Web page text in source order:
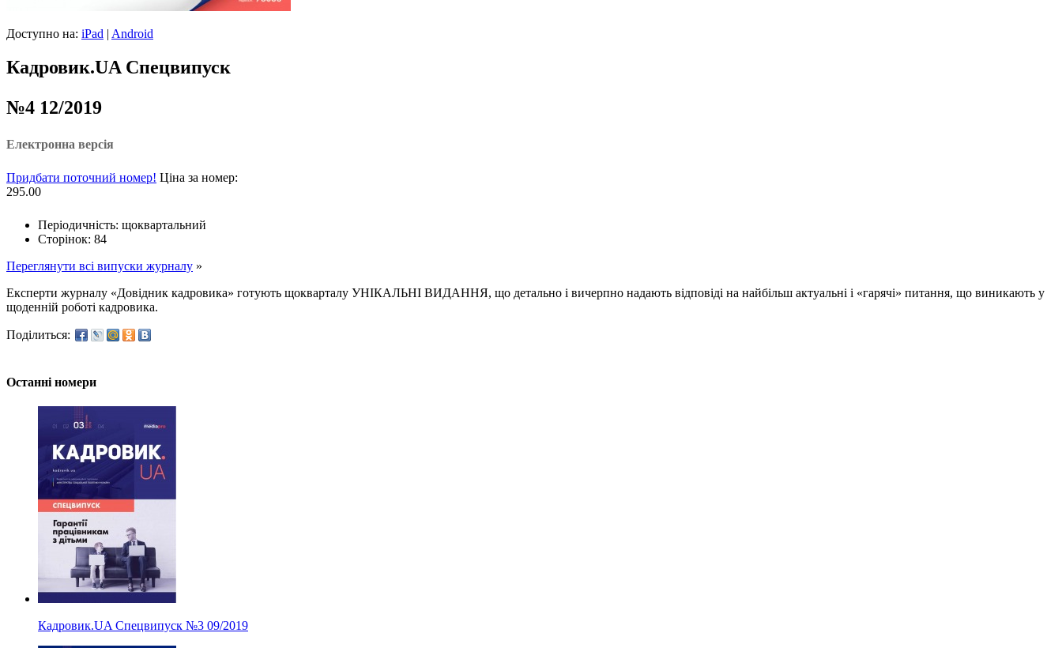
Доступно на: iPad | Android
Кадровик.UA Спецвипуск
№4 12/2019
Електронна версія
Придбати поточний номер! Ціна за номер:
295.00
Періодичність: щоквартальний
Сторінок: 84
Переглянути всі випуски журналу »
Експерти журналу «Довідник кадровика» готують щокварталу УНІКАЛЬНІ ВИДАННЯ, що детально і вичерпно надають відповіді на найбільш актуальні і «гарячі» питання, що виникають у
щоденній роботі кадровика.
Поділиться:
Останні номери
Кадровик.UA Спецвипуск №3 09/2019